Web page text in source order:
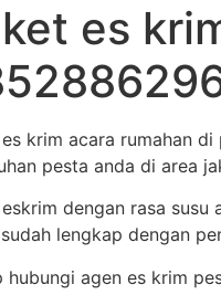
es
krim acara rumahan
pesta anda di area
dengan rasa susu
lengkap dengan
hubungi agen es krim